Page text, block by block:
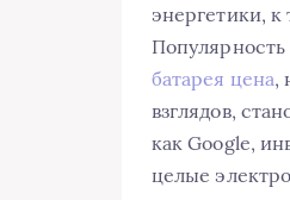
энергетики,
Популярность
батарея цена,
взглядов,
как Google,
целые